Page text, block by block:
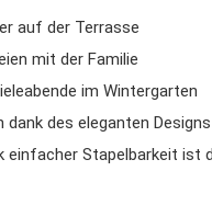
auf der Terrasse
mit der Familie
im Wintergarten
des eleganten Designs
einfacher Stapelbarkeit ist